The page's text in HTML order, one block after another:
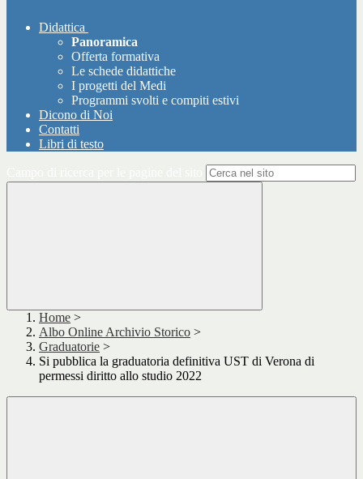
Didattica
Panoramica
Offerta formativa
Le schede didattiche
I progetti del Medi
Programmi svolti e compiti estivi
Dicono di Noi
Contatti
Libri di testo
Home >
Albo Online Archivio Storico >
Graduatorie >
Si pubblica la graduatoria definitiva UST di Verona di
permessi diritto allo studio 2022